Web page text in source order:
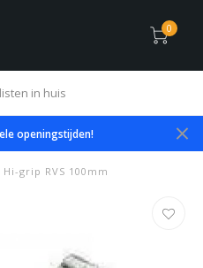
0
in huis
openingstijden!
grip RVS 100mm